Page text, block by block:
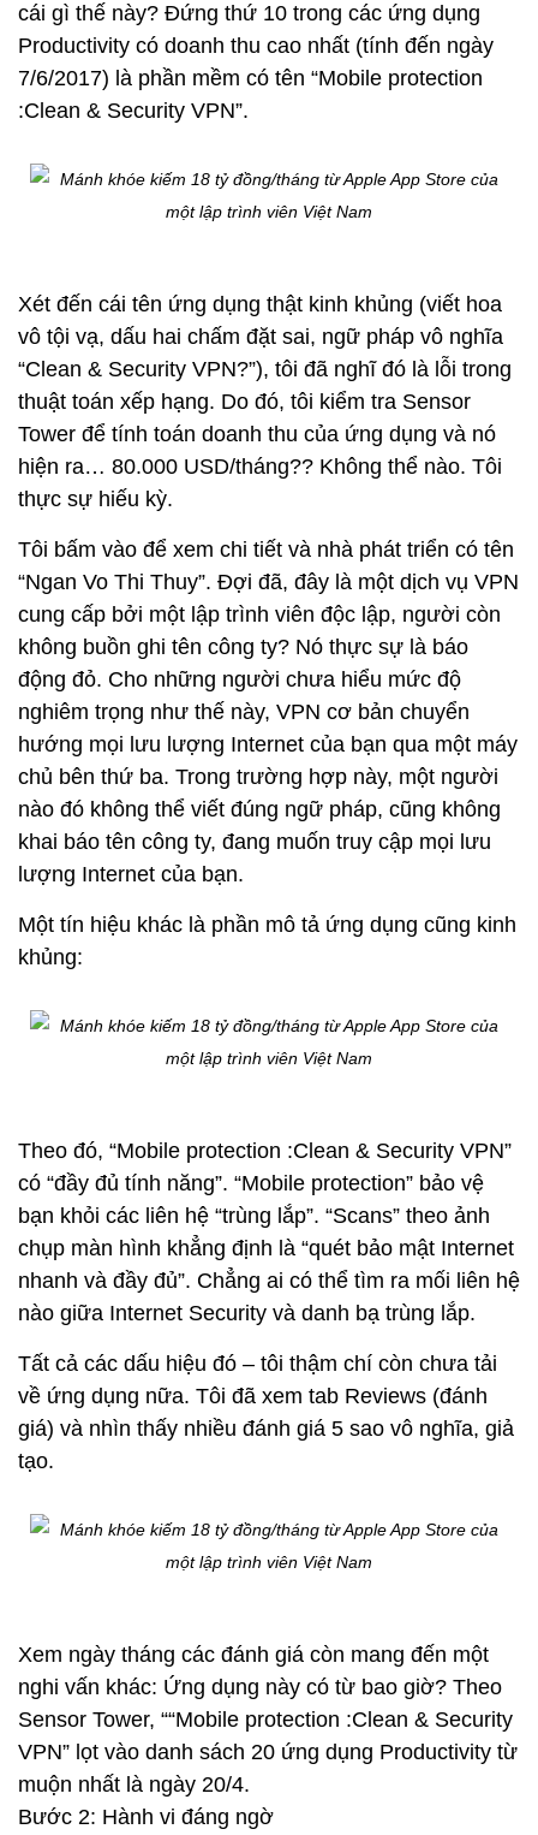
cái gì thế này? Đứng thứ 10 trong các ứng dụng
Productivity có doanh thu cao nhất (tính đến ngày
7/6/2017) là phần mềm có tên “Mobile protection
:Clean & Security VPN”.
Xét đến cái tên ứng dụng thật kinh khủng (viết hoa
vô tội vạ, dấu hai chấm đặt sai, ngữ pháp vô nghĩa
“Clean & Security VPN?”), tôi đã nghĩ đó là lỗi trong
thuật toán xếp hạng. Do đó, tôi kiểm tra Sensor
Tower để tính toán doanh thu của ứng dụng và nó
hiện ra… 80.000 USD/tháng?? Không thể nào. Tôi
thực sự hiếu kỳ.
Tôi bấm vào để xem chi tiết và nhà phát triển có tên
“Ngan Vo Thi Thuy”. Đợi đã, đây là một dịch vụ VPN
cung cấp bởi một lập trình viên độc lập, người còn
không buồn ghi tên công ty? Nó thực sự là báo
động đỏ. Cho những người chưa hiểu mức độ
nghiêm trọng như thế này, VPN cơ bản chuyển
hướng mọi lưu lượng Internet của bạn qua một máy
chủ bên thứ ba. Trong trường hợp này, một người
nào đó không thể viết đúng ngữ pháp, cũng không
khai báo tên công ty, đang muốn truy cập mọi lưu
lượng Internet của bạn.
Một tín hiệu khác là phần mô tả ứng dụng cũng kinh
khủng:
Theo đó, “Mobile protection :Clean & Security VPN”
có “đầy đủ tính năng”. “Mobile protection” bảo vệ
bạn khỏi các liên hệ “trùng lắp”. “Scans” theo ảnh
chụp màn hình khẳng định là “quét bảo mật Internet
nhanh và đầy đủ”. Chẳng ai có thể tìm ra mối liên hệ
nào giữa Internet Security và danh bạ trùng lắp.
Tất cả các dấu hiệu đó – tôi thậm chí còn chưa tải
về ứng dụng nữa. Tôi đã xem tab Reviews (đánh
giá) và nhìn thấy nhiều đánh giá 5 sao vô nghĩa, giả
tạo.
Xem ngày tháng các đánh giá còn mang đến một
nghi vấn khác: Ứng dụng này có từ bao giờ? Theo
Sensor Tower, ““Mobile protection :Clean & Security
VPN” lọt vào danh sách 20 ứng dụng Productivity từ
muộn nhất là ngày 20/4.
Bước 2: Hành vi đáng ngờ